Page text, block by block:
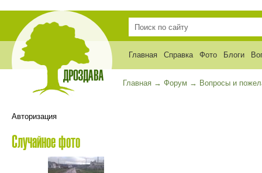
Главная Справка Фото Блоги
Авторизация
Главная → Форум → Вопросы и
Случайное фото